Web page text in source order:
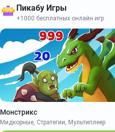
Пикабу Игры
+1000 бесплатных онлайн игр
Монстрикс
Мидкорные, Стратегии, Мультиплеер